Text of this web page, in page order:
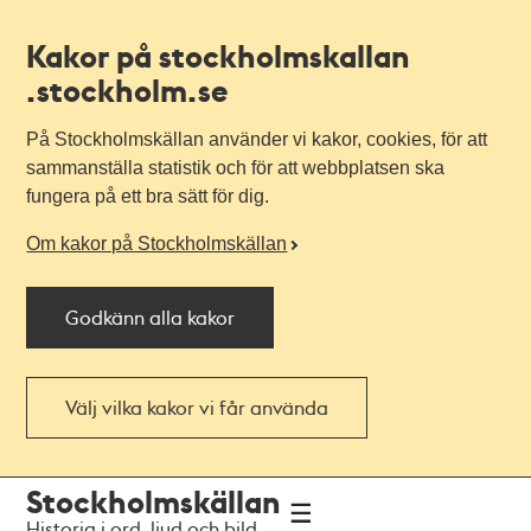
Kakor på stockholmskallan
.stockholm.se
På Stockholmskällan använder vi kakor, cookies, för att
sammanställa statistik och för att webbplatsen ska
fungera på ett bra sätt för dig.
Om kakor på Stockholmskällan
Godkänn alla kakor
Välj vilka kakor vi får använda
navigationen
huvudinnehållet
Stockholmskällan